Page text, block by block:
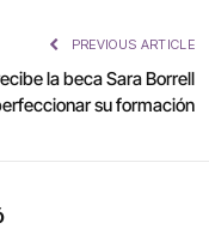
PREVIOUS ARTICLE
la beca Sara Borrell
su formación